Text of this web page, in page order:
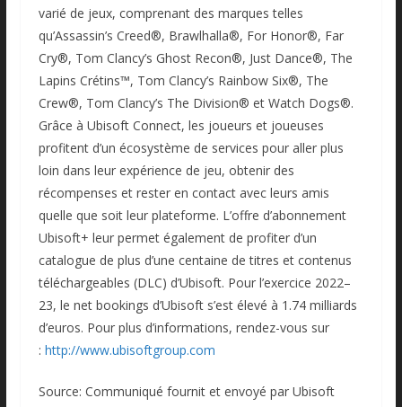
varié de jeux, comprenant des marques telles
qu’Assassin’s Creed®, Brawlhalla®, For Honor®, Far
Cry®, Tom Clancy’s Ghost Recon®, Just Dance®, The
Lapins Crétins™, Tom Clancy’s Rainbow Six®, The
Crew®, Tom Clancy’s The Division® et Watch Dogs®.
Grâce à Ubisoft Connect, les joueurs et joueuses
profitent d’un écosystème de services pour aller plus
loin dans leur expérience de jeu, obtenir des
récompenses et rester en contact avec leurs amis
quelle que soit leur plateforme. L’offre d’abonnement
Ubisoft+ leur permet également de profiter d’un
catalogue de plus d’une centaine de titres et contenus
téléchargeables (DLC) d’Ubisoft. Pour l’exercice 2022–
23, le net bookings d’Ubisoft s’est élevé à 1.74 milliards
d’euros. Pour plus d’informations, rendez-vous sur
: http://www.ubisoftgroup.com
Source: Communiqué fournit et envoyé par Ubisoft